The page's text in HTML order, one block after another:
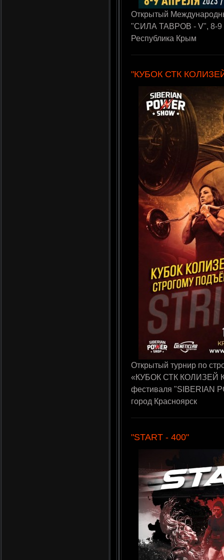
Открытый
"СИЛА ТАВРОВ - V", 8-9
Республика Крым
"КУБОК СТК
Открытый турнир по
«КУБОК СТК КОЛИЗЕЙ
фестиваля "SIBERIAN
город Красноярск
"START - 400"